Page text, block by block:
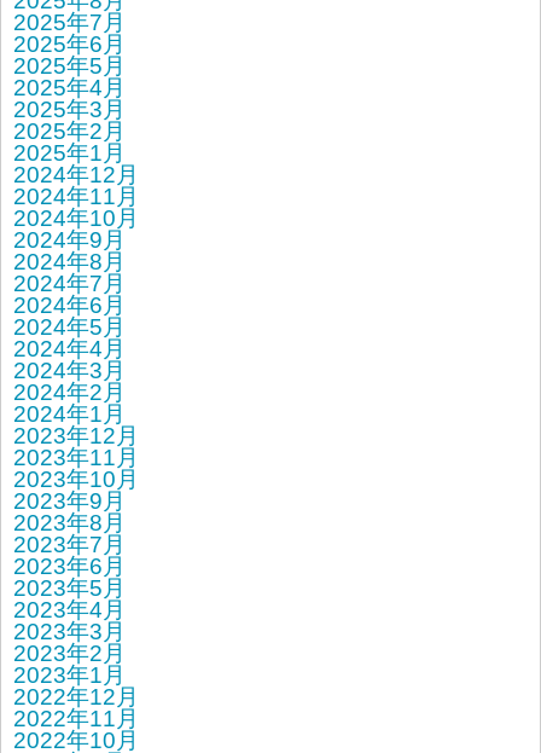
2025年7月
2025年6月
2025年5月
2025年4月
2025年3月
2025年2月
2025年1月
2024年12月
2024年11月
2024年10月
2024年9月
2024年8月
2024年7月
2024年6月
2024年5月
2024年4月
2024年3月
2024年2月
2024年1月
2023年12月
2023年11月
2023年10月
2023年9月
2023年8月
2023年7月
2023年6月
2023年5月
2023年4月
2023年3月
2023年2月
2023年1月
2022年12月
2022年11月
2022年10月